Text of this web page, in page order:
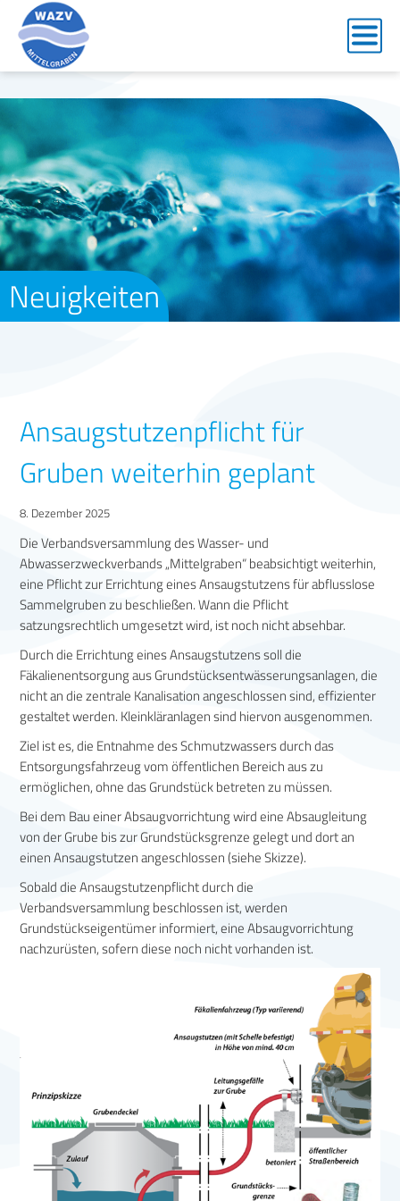
Neuigkeiten
Ansaugstutzenpflicht für
Gruben weiterhin geplant
8. Dezember 2025
Die Verbandsversammlung des Wasser- und
Abwasserzweckverbands „Mittelgraben“ beabsichtigt weiterhin,
eine Pflicht zur Errichtung eines Ansaugstutzens für abflusslose
Sammelgruben zu beschließen. Wann die Pflicht
satzungsrechtlich umgesetzt wird, ist noch nicht absehbar.
Durch die Errichtung eines Ansaugstutzens soll die
Fäkalienentsorgung aus Grundstücksentwässerungsanlagen, die
nicht an die zentrale Kanalisation angeschlossen sind, effizienter
gestaltet werden. Kleinkläranlagen sind hiervon ausgenommen.
Ziel ist es, die Entnahme des Schmutzwassers durch das
Entsorgungsfahrzeug vom öffentlichen Bereich aus zu
ermöglichen, ohne das Grundstück betreten zu müssen.
Bei dem Bau einer Absaugvorrichtung wird eine Absaugleitung
von der Grube bis zur Grundstücksgrenze gelegt und dort an
einen Ansaugstutzen angeschlossen (siehe Skizze).
Sobald die Ansaugstutzenpflicht durch die
Verbandsversammlung beschlossen ist, werden
Grundstückseigentümer informiert, eine Absaugvorrichtung
nachzurüsten, sofern diese noch nicht vorhanden ist.